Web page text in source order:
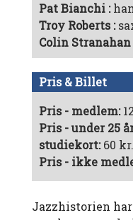
Pat Bianchi
Troy Roberts
Colin Stranahan
Pris & Billet
Pris - medlem:
Pris - under 25
studiekort:60 kr.
Pris - ikke
Jazzhistorien